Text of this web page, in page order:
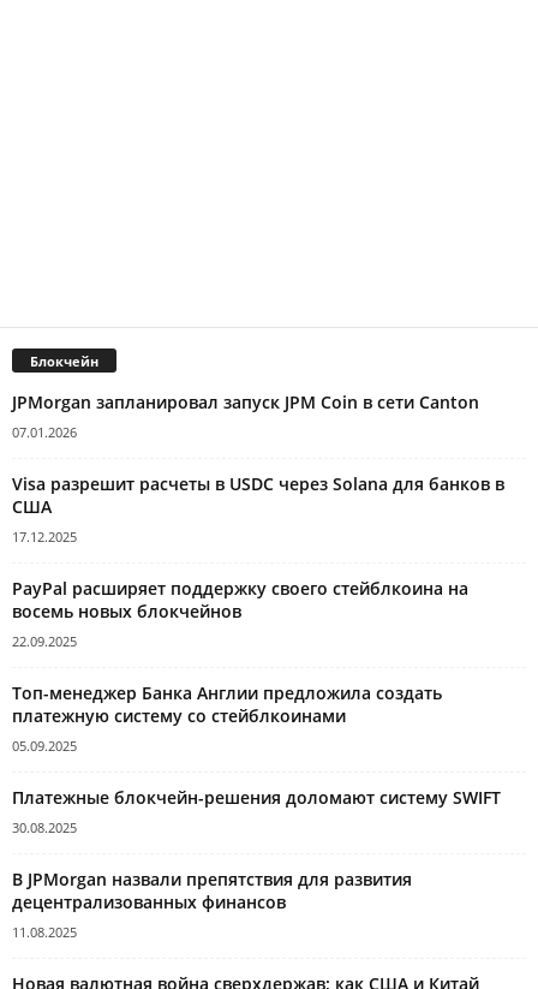
Блокчейн
JPMorgan запланировал запуск JPM Coin в сети Canton
07.01.2026
Visa разрешит расчеты в USDC через Solana для банков в
США
17.12.2025
PayPal расширяет поддержку своего стейблкоина на
восемь новых блокчейнов
22.09.2025
Топ-менеджер Банка Англии предложила создать
платежную систему со стейблкоинами
05.09.2025
Платежные блокчейн-решения доломают систему SWIFT
30.08.2025
В JPMorgan назвали препятствия для развития
децентрализованных финансов
11.08.2025
Новая валютная война сверхдержав: как США и Китай